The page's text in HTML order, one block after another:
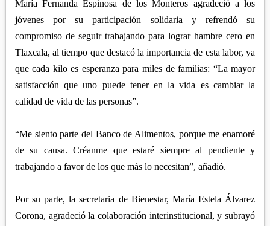
María Fernanda Espinosa de los Monteros agradeció a los
jóvenes por su participación solidaria y refrendó su
compromiso de seguir trabajando para lograr hambre cero en
Tlaxcala, al tiempo que destacó la importancia de esta labor, ya
que cada kilo es esperanza para miles de familias: “La mayor
satisfacción que uno puede tener en la vida es cambiar la
calidad de vida de las personas”.
“Me siento parte del Banco de Alimentos, porque me enamoré
de su causa. Créanme que estaré siempre al pendiente y
trabajando a favor de los que más lo necesitan”, añadió.
Por su parte, la secretaria de Bienestar, María Estela Álvarez
Corona, agradeció la colaboración interinstitucional, y subrayó